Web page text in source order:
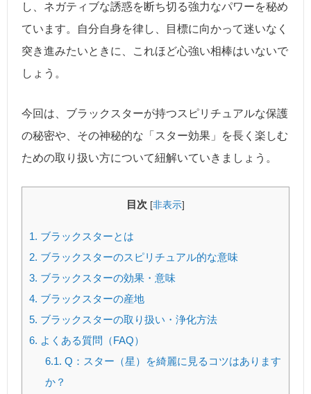
し、ネガティブな誘惑を断ち切る強力なパワーを秘め
ています。自分自身を律し、目標に向かって迷いなく
突き進みたいときに、これほど心強い相棒はいないで
しょう。
今回は、ブラックスターが持つスピリチュアルな保護
の秘密や、その神秘的な「スター効果」を長く楽しむ
ための取り扱い方について紐解いていきましょう。
目次 [非表示]
1. ブラックスターとは
2. ブラックスターのスピリチュアル的な意味
3. ブラックスターの効果・意味
4. ブラックスターの産地
5. ブラックスターの取り扱い・浄化方法
6. よくある質問（FAQ）
6.1. Q：スター（星）を綺麗に見るコツはあります
か？